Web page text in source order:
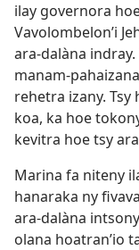
ilay governora
Vavolombelon’i
ara-dalàna
manam-
rehetra izany. Tsy
koa, ka hoe
kevitra hoe tsy
Marina fa niteny
hanaraka ny
ara-dalàna
olana hoatran’io